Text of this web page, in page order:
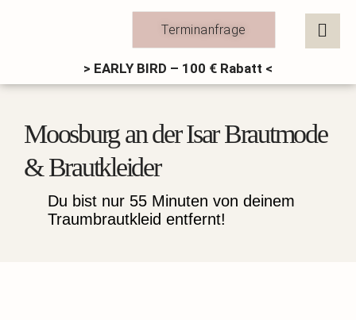
Terminanfrage
> EARLY BIRD – 100 € Rabatt <
Moosburg an der Isar Brautmode
& Brautkleider
Du bist nur 55 Minuten von deinem
Traumbrautkleid entfernt!